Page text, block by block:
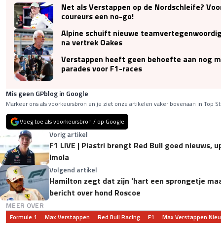
Net als Verstappen op de Nordschleife?
coureurs een no-go!
Alpine schuift nieuwe
na vertrek Oakes
Verstappen heeft geen behoefte aan nog
parades voor F1-races
Mis geen GPblog in Google
Markeer ons als voorkeursbron en je ziet onze artikelen vaker bovenaan in Top
Voeg toe als voorkeursbron / op Google
Vorig artikel
F1 LIVE | Piastri brengt Red Bull goed nieuws,
Imola
Volgend artikel
Hamilton zegt dat zijn 'hart een sprongetje
bericht over hond Roscoe
MEER OVER
Formule 1 Max Verstappen Red Bull Racing F1 Max Verstappen